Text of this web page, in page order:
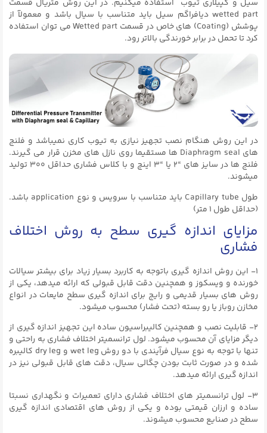
سیل و کپیلاری تیوب استفاده میکنیم. در این روش متریال قسمت
wetted part دیافراگم سیل باید متناسب با سیال باشد و معمولآ از
پوشش (Coating) های خاص در قسمت Wetted part می توان استفاده
کرد تا تحمل در برابر خورندگی بالاتر رود.
در این روش هنگام نصب تجهیز نیازی به تیوب کاری نمیباشد و فلنج
های Diaphragm seal ها مستقیما روی نازل های مخزن قرار می گیرند.
فلنج ها در سایز های “۲ یا “۳ اینچ و با کلاس فشاری حداقل ۳۰۰ تولید
میشوند.
طول Capillary tube باید متناسب با سرویس و نوع application باشد.
(حداقل طول ۱ متر)
مزایای اندازه گیری سطح به روش اختلاف
فشاری
۱- این روش اندازه گیری باتوجه به کاربرد بسیار زیاد برای بیشتر سیالات
خورنده و ویسکوز و همچنین دقت قابل قبولی که ارائه میدهد، یکی از
روش های بسیار قدیمی و رایج برای اندازه گیری سطح مایعات در انواع
مخازن روباز یا رو بسته (تحت فشار) محسوب میشود.
۲- قابلیت نصب و همچنین کالیبراسیون ساده این تجهیز اندازه گیری از
دیگر مزایای آن محسوب میشود. لول ترانسمیتر اختلاف فشاری به راحتی و
تنها با توجه به نوع سیال فرآیندی با دو روش wet leg و dry leg کالیبره
شده و در صورت ثابت بودن چگالی سیال، دقت های قابل قبولی نیز در
اندازه گیری ارائه میدهد.
۳- لول ترانسمیتر های اختلاف فشاری دارای تعمیرات و نگهداری نسبتا
ساده و ارزان قیمتی بوده و یکی از روش های اقتصادی اندازه گیری
سطح در صنایع محسوب میشوند.